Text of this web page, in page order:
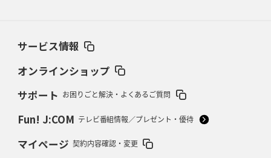
2026年2月19日(木)更新
37年女子W杯招致への課題と期待
2026年2月12日(木)更新
2026年2月5日(木)更新
サービス情報
オンラインショップ
サポート お困りごと解決・よくあるご質問
Fun! J:COM テレビ番組情報／プレゼント・優待
マイページ 契約内容確認・変更